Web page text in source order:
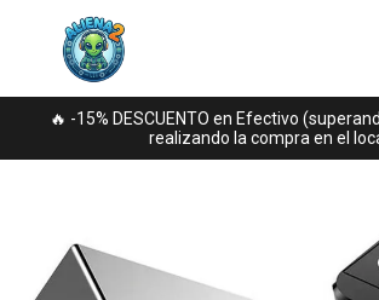
🔥 -15% DESCUENTO en Efectivo
realizando la compra en el